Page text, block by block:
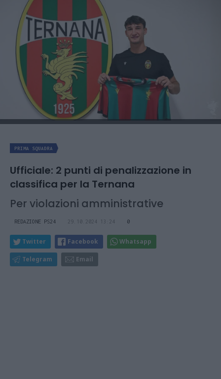
PRIMA SQUADRA
Ufficiale: 2 punti di penalizzazione in
classifica per la Ternana
Per violazioni amministrative
REDAZIONE PS24 29.10.2024 13:24 0
Twitter Facebook Whatsapp
Telegram Email